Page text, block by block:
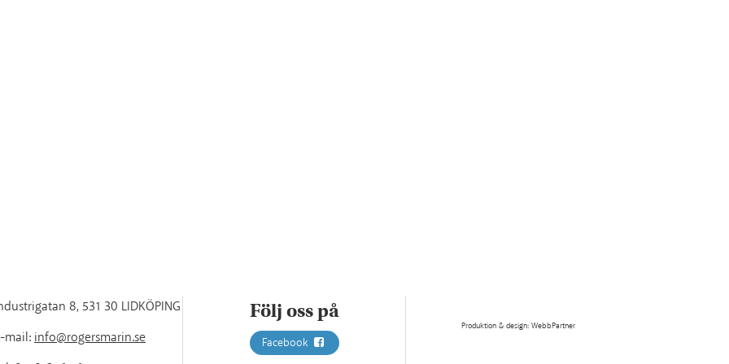
8, 531 30 LIDKÖPING
mail:info@rogersmarin.se
Följ oss på
Facebook
Produktion & design: WebbPartner